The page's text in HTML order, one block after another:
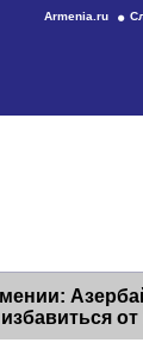
Armenia.ru